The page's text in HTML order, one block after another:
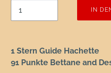
IN
1 Stern Guide Hachette
91 Punkte Bettane and